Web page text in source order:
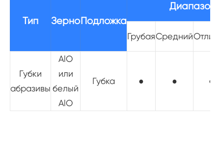
Тип ЗерноПодложка
Диапазон
ГрубаяСредний
Губки
абразивы
AlO
или
белый
AlO
Губка ● ● ●